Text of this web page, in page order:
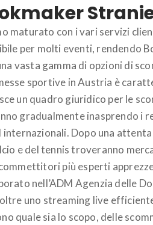
maturato con i vari servizi
per molti eventi, rendendo
vasta gamma di opzioni di
sportive in Austria è
un quadro giuridico per le
gradualmente inasprendo i
Dopo una
e del tennis troveranno
più esperti
nell’ADM Agenzia delle
uno streaming live
quale sia lo scopo, delle